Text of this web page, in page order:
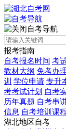
自考导航
报考指南
自考报名时间 考
教材大纲 免考办
训 学位申请 专升
考考试计划 自考
历年真题 自考串
信息 自考培训课
湖北地区自考